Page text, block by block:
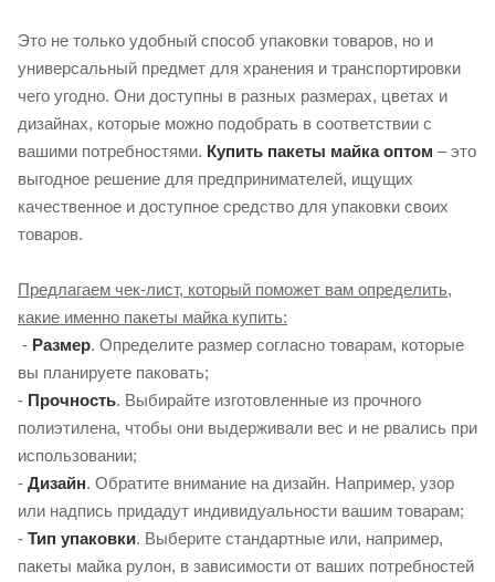
Это не только удобный способ упаковки товаров, но и
универсальный предмет для хранения и транспортировки
чего угодно. Они доступны в разных размерах, цветах и ​​
дизайнах, которые можно подобрать в соответствии с
вашими потребностями. Купить пакеты майка оптом – это
выгодное решение для предпринимателей, ищущих
качественное и доступное средство для упаковки своих
товаров.
Предлагаем чек-лист, который поможет вам определить,
какие именно пакеты майка купить:
- Размер. Определите размер согласно товарам, которые
вы планируете паковать;
- Прочность. Выбирайте изготовленные из прочного
полиэтилена, чтобы они выдерживали вес и не рвались при
использовании;
- Дизайн. Обратите внимание на дизайн. Например, узор
или надпись придадут индивидуальности вашим товарам;
- Тип упаковки. Выберите стандартные или, например,
пакеты майка рулон, в зависимости от ваших потребностей